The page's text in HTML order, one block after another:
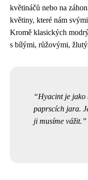
květináčů nebo na
květiny, které nám svými
Kromě klasických
s bílými, růžovými,
Hyacint je jako
paprscích jara.
ji musíme vážit.